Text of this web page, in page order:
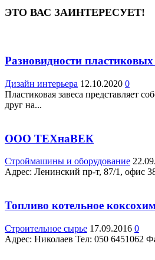
ЭТО ВАС ЗАИНТЕРЕСУЕТ!
Разновидности
Дизайн интерьера 12.10.2020 0
Пластиковая завеса представляет
друг на...
ООО ТЕХнаВЕК
Строймашины и оборудование
Адрес: Ленинский пр-т, 87/1, офис
Топливо котельное
Строительное сырье 17.09.2016 0
Адрес: Николаев Teл: 050 6451062